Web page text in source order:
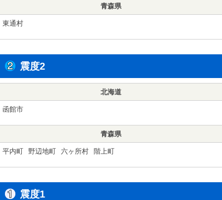
青森県
東通村
震度2
北海道
函館市
青森県
平内町 野辺地町 六ヶ所村 階上町
震度1